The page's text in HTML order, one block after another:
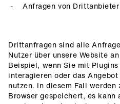
Anfragen von
Drittanfragen sind alle
Nutzer über unsere Website
Beispiel, wenn Sie mit
interagieren oder das
nutzen. In diesem Fall
Browser gespeichert, es kann